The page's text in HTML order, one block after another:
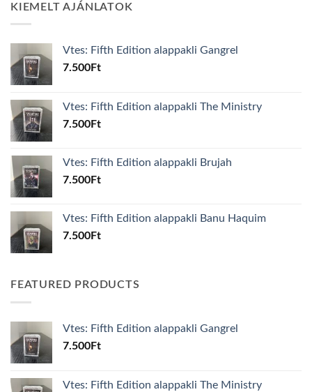
KIEMELT AJÁNLATOK
Vtes: Fifth Edition alappakli Gangrel
7.500Ft
Vtes: Fifth Edition alappakli The Ministry
7.500Ft
Vtes: Fifth Edition alappakli Brujah
7.500Ft
Vtes: Fifth Edition alappakli Banu Haquim
7.500Ft
FEATURED PRODUCTS
Vtes: Fifth Edition alappakli Gangrel
7.500Ft
Vtes: Fifth Edition alappakli The Ministry